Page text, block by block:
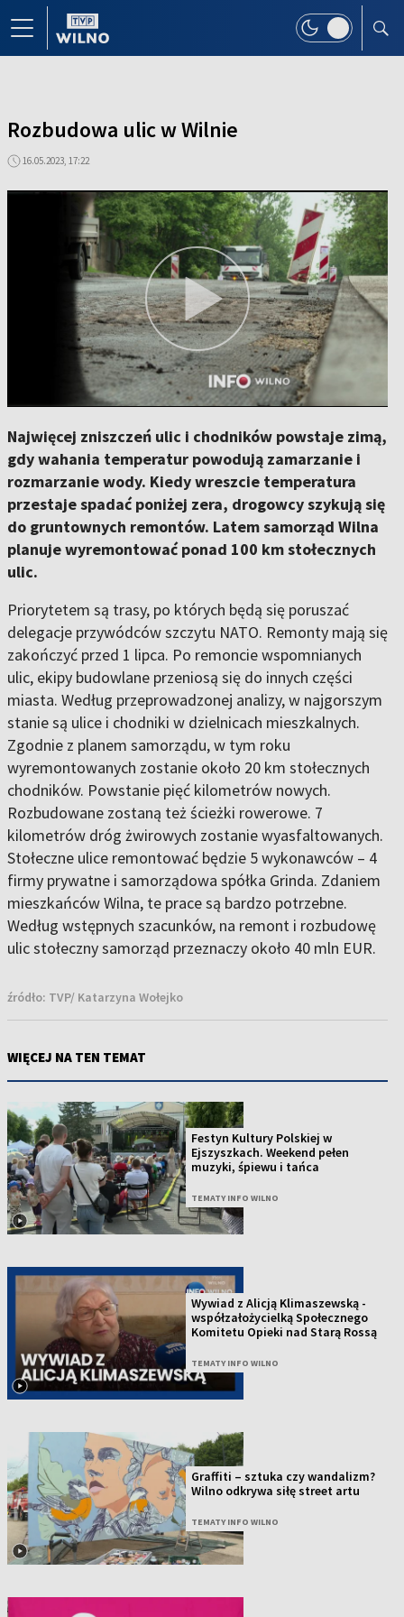
Rozbudowa ulic w Wilnie
16.05.2023, 17:22
Najwięcej zniszczeń ulic i chodników powstaje zimą,
gdy wahania temperatur powodują zamarzanie i
rozmarzanie wody. Kiedy wreszcie temperatura
przestaje spadać poniżej zera, drogowcy szykują się
do gruntownych remontów. Latem samorząd Wilna
planuje wyremontować ponad 100 km stołecznych
ulic.
Priorytetem są trasy, po których będą się poruszać
delegacje przywódców szczytu NATO. Remonty mają się
zakończyć przed 1 lipca. Po remoncie wspomnianych
ulic, ekipy budowlane przeniosą się do innych części
miasta. Według przeprowadzonej analizy, w najgorszym
stanie są ulice i chodniki w dzielnicach mieszkalnych.
Zgodnie z planem samorządu, w tym roku
wyremontowanych zostanie około 20 km stołecznych
chodników. Powstanie pięć kilometrów nowych.
Rozbudowane zostaną też ścieżki rowerowe. 7
kilometrów dróg żwirowych zostanie wyasfaltowanych.
Stołeczne ulice remontować będzie 5 wykonawców – 4
firmy prywatne i samorządowa spółka Grinda. Zdaniem
mieszkańców Wilna, te prace są bardzo potrzebne.
Według wstępnych szacunków, na remont i rozbudowę
ulic stołeczny samorząd przeznaczy około 40 mln EUR.
źródło: TVP/ Katarzyna Wołejko
WIĘCEJ NA TEN TEMAT
Festyn Kultury Polskiej w
Ejszyszkach. Weekend pełen
muzyki, śpiewu i tańca
TEMATY INFO WILNO
Wywiad z Alicją Klimaszewską -
współzałożycielką Społecznego
Komitetu Opieki nad Starą Rossą
TEMATY INFO WILNO
Graffiti – sztuka czy wandalizm?
Wilno odkrywa siłę street artu
TEMATY INFO WILNO